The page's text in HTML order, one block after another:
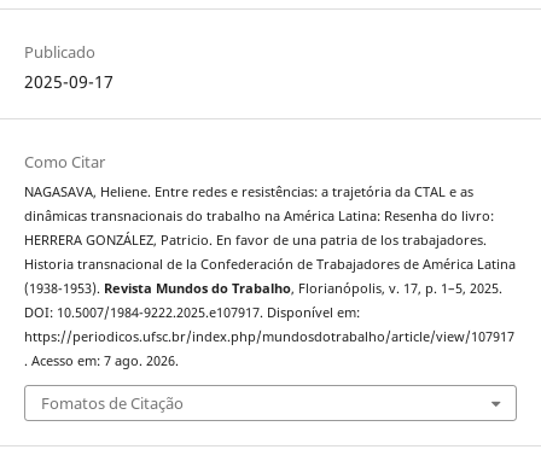
Publicado
2025-09-17
Como Citar
NAGASAVA, Heliene. Entre redes e resistências: a trajetória da CTAL e as
dinâmicas transnacionais do trabalho na América Latina: Resenha do livro:
HERRERA GONZÁLEZ, Patricio. En favor de una patria de los trabajadores.
Historia transnacional de la Confederación de Trabajadores de América Latina
(1938-1953). Revista Mundos do Trabalho, Florianópolis, v. 17, p. 1–5, 2025.
DOI: 10.5007/1984-9222.2025.e107917. Disponível em:
https://periodicos.ufsc.br/index.php/mundosdotrabalho/article/view/107917
. Acesso em: 7 ago. 2026.
Fomatos de Citação